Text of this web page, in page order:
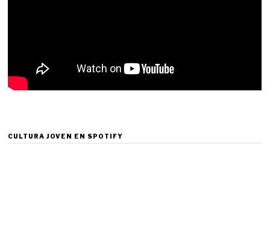
CULTURA JOVEN EN SPOTIFY